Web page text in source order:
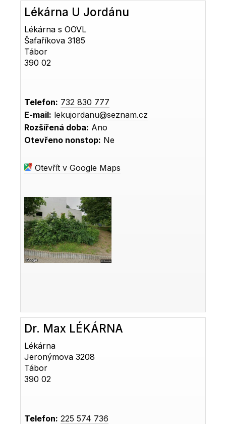
Lékárna U Jordánu
Lékárna s OOVL
Šafaříkova 3185
Tábor
390 02
Telefon: 732 830 777
E-mail: lekujordanu@seznam.cz
Rozšířená doba: Ano
Otevřeno nonstop: Ne
Otevřít v Google Maps
Dr. Max LÉKÁRNA
Lékárna
Jeronýmova 3208
Tábor
390 02
Telefon: 225 574 736